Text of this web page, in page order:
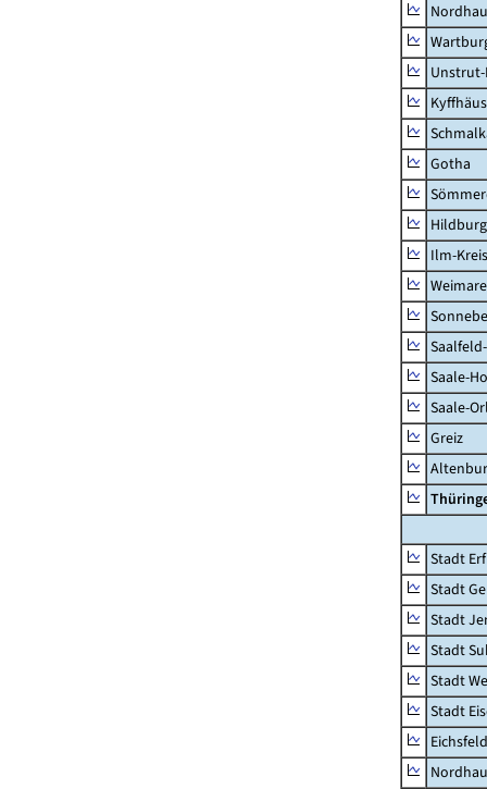
Gotha
Ilm-Kreis
Saale-
Saale-
Greiz
Stadt
Stadt
Stadt
Stadt
Stadt
Stadt
Eichsfeld